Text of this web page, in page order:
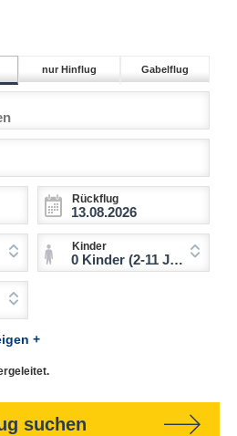
nur Hinflug Gabelflug
Rückflug
Kinder
0 Kinder (2-11 Jahre)
+
suchen